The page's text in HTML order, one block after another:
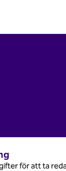
för att ta